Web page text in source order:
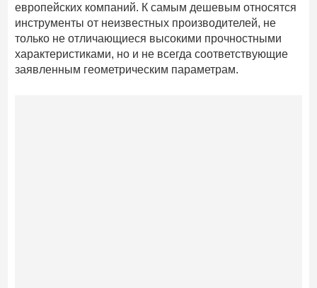
европейских компаний. К самым дешевым относятся
инструменты от неизвестных производителей, не
только не отличающиеся высокими прочностными
характеристиками, но и не всегда соответствующие
заявленным геометрическим параметрам.